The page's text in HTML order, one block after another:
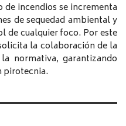
de incendios se incrementa
de sequedad ambiental y
de cualquier foco. Por este
la colaboración de la
normativa, garantizando
pirotecnia.